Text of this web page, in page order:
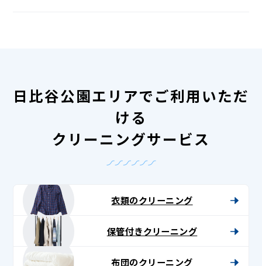
日比谷公園エリアでご利用いただ
ける
クリーニングサービス
衣類のクリーニング
保管付きクリーニング
布団のクリーニング